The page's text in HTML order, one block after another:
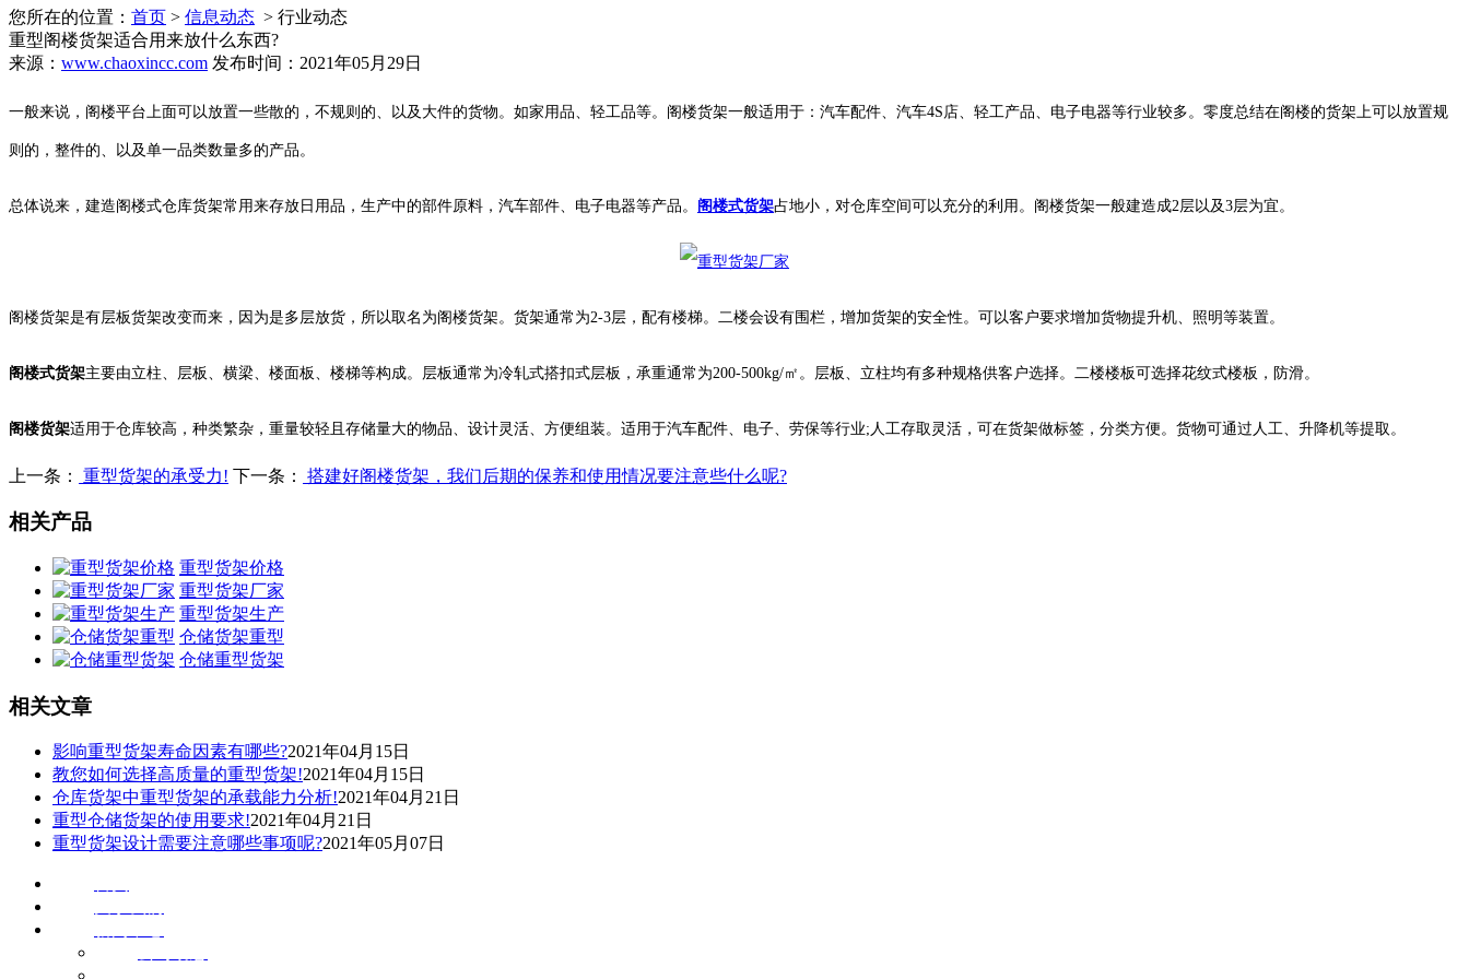
您所在的位置： 首页 > 信息动态 > 行业动态
重型阁楼货架适合用来放什么东西?
来源： www.chaoxincc.com 发布时间：2021年05月29日
一般来说，阁楼平台上面可以放置一些散的，不规则的、以及大件的货物。如家用品、轻工品等。阁楼货架一般适用于：汽车配件、汽车4S店、轻工产品、电子电器等行业较多。零度总结在阁楼的货架上可以放置规
则的，整件的、以及单一品类数量多的产品。
总体说来，建造阁楼式仓库货架常用来存放日用品，生产中的部件原料，汽车部件、电子电器等产品。 阁楼式货架占地小，对仓库空间可以充分的利用。阁楼货架一般建造成2层以及3层为宜。
阁楼货架是有层板货架改变而来，因为是多层放货，所以取名为阁楼货架。货架通常为2-3层，配有楼梯。二楼会设有围栏，增加货架的安全性。可以客户要求增加货物提升机、照明等装置。
阁楼式货架主要由立柱、层板、横梁、楼面板、楼梯等构成。层板通常为冷轧式搭扣式层板，承重通常为200-500kg/㎡。层板、立柱均有多种规格供客户选择。二楼楼板可选择花纹式楼板，防滑。
阁楼货架适用于仓库较高，种类繁杂，重量较轻且存储量大的物品、设计灵活、方便组装。适用于汽车配件、电子、劳保等行业;人工存取灵活，可在货架做标签，分类方便。货物可通过人工、升降机等提取。
上一条： 重型货架的承受力! 下一条： 搭建好阁楼货架，我们后期的保养和使用情况要注意些什么呢?
相关产品
重型货架价格
重型货架厂家
重型货架生产
仓储货架重型
仓储重型货架
相关文章
影响重型货架寿命因素有哪些?2021年04月15日
教您如何选择高质量的重型货架!2021年04月15日
仓库货架中重型货架的承载能力分析!2021年04月21日
重型仓储货架的使用要求!2021年04月21日
重型货架设计需要注意哪些事项呢?2021年05月07日